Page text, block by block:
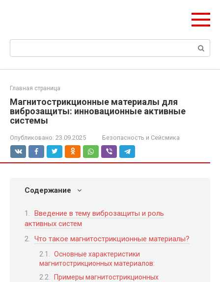
Поиск:
Главная страница
Магнитострикционные материалы для
виброзащиты: инновационные активные
системы
Опубликовано: 23.09.2025 Безопасность и Сейсмика
Содержание
Введение в тему виброзащиты и роль
активных систем
Что такое магнитострикционные материалы?
Основные характеристики
магнитострикционных материалов:
Примеры магнитострикционных